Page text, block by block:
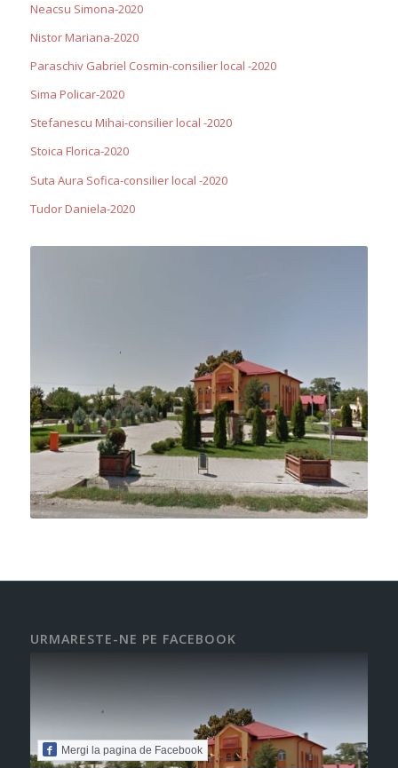
Neacsu Simona-2020
Nistor Mariana-2020
Paraschiv Gabriel Cosmin-consilier local -2020
Sima Policar-2020
Stefanescu Mihai-consilier local -2020
Stoica Florica-2020
Suta Aura Sofica-consilier local -2020
Tudor Daniela-2020
URMARESTE-NE PE FACEBOOK
Mergi la pagina de Facebook